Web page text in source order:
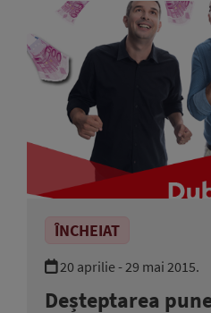
ÎNCHEIAT
20 aprilie - 29 mai 2015.
Deșteptarea